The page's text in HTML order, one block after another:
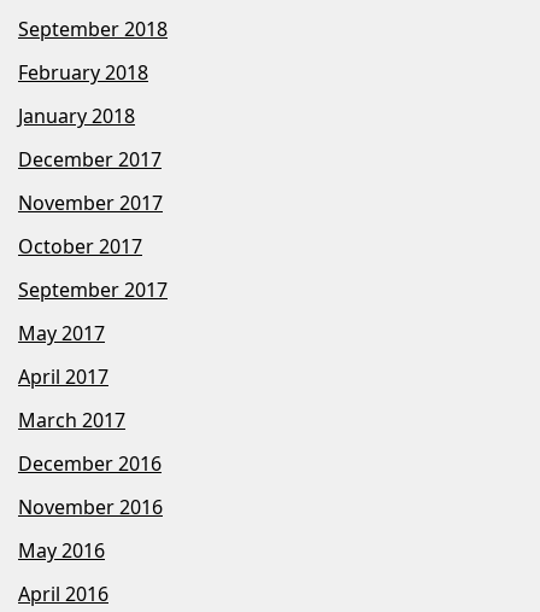
September 2018
February 2018
January 2018
December 2017
November 2017
October 2017
September 2017
May 2017
April 2017
March 2017
December 2016
November 2016
May 2016
April 2016